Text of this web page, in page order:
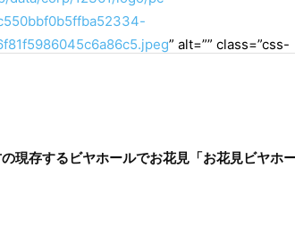
” alt=”” class=”css-
現存するビヤホールでお花見「お花見ビヤホ